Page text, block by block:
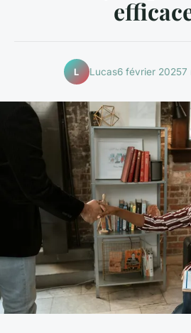
L Lucas6 février 20257